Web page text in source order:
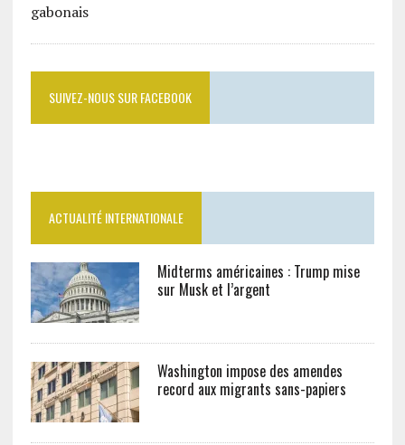
SUIVEZ-NOUS SUR FACEBOOK
ACTUALITÉ INTERNATIONALE
Midterms américaines : Trump mise
sur Musk et l’argent
Washington impose des amendes
record aux migrants sans-papiers